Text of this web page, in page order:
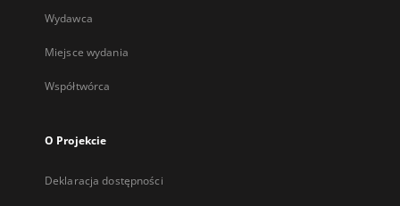
Wydawca
Miejsce wydania
Współtwórca
O Projekcie
Deklaracja dostępności